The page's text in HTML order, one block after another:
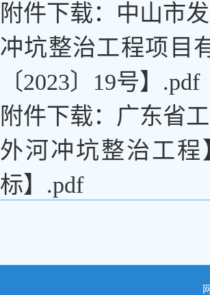
附件下载： 中山市
冲坑整治工程项目
〔2023〕19号】.pdf
附件下载： 广东省
外河冲坑整治工程
标】.pdf